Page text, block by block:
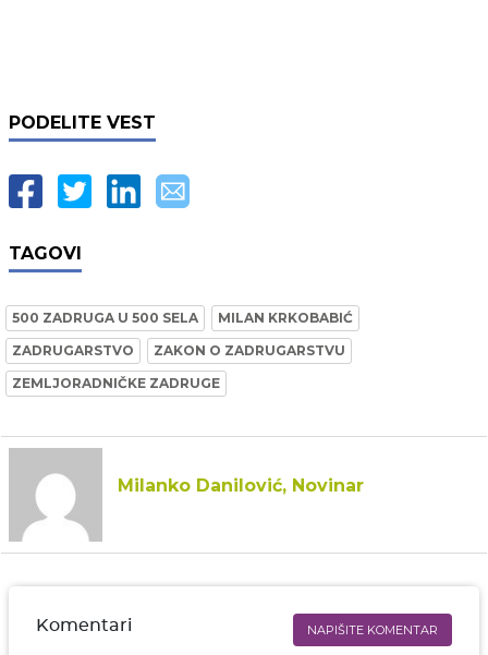
PODELITE VEST
TAGOVI
500 ZADRUGA U 500 SELA
MILAN KRKOBABIĆ
ZADRUGARSTVO
ZAKON O ZADRUGARSTVU
ZEMLJORADNIČKE ZADRUGE
Milanko Danilović, Novinar
Komentari NAPIŠITE KOMENTAR